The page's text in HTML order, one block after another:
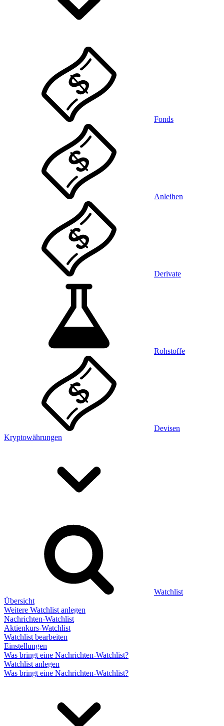
Fonds
Anleihen
Derivate
Rohstoffe
Devisen
Kryptowährungen
Watchlist
Übersicht
Weitere Watchlist anlegen
Nachrichten-Watchlist
Aktienkurs-Watchlist
Watchlist bearbeiten
Einstellungen
Was bringt eine Nachrichten-Watchlist?
Watchlist anlegen
Was bringt eine Nachrichten-Watchlist?